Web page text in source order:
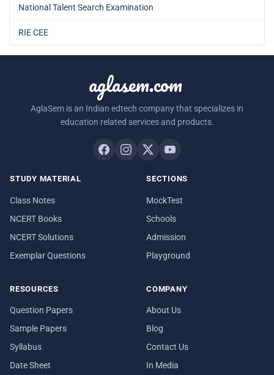
National Talent Search Examination
RIE CEE
aglasem.com
AglaSem is an Indian edtech company that specializes in
education related services and products.
STUDY MATERIAL
Class Notes
NCERT Books
NCERT Solutions
Exemplar Questions
SECTIONS
MockTest
Schools
Admission
Playground
RESOURCES
Question Papers
Sample Papers
Syllabus
Date Sheet
COMPANY
About Us
Blog
Contact Us
In Media